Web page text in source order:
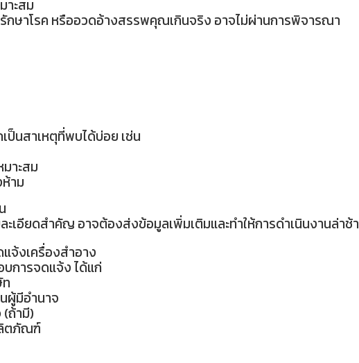
าะสม
กษาโรค หรืออวดอ้างสรรพคุณเกินจริง อาจไม่ผ่านการพิจารณา
นสาเหตุที่พบได้บ่อย เช่น
าะสม
าม
ะเอียดสำคัญ อาจต้องส่งข้อมูลเพิ่มเติมและทำให้การดำเนินงานล่าช้า
แจ้งเครื่องสำอาง
บการจดแจ้ง ได้แก่
ผู้มีอำนาจ
ถ้ามี)
ตภัณฑ์